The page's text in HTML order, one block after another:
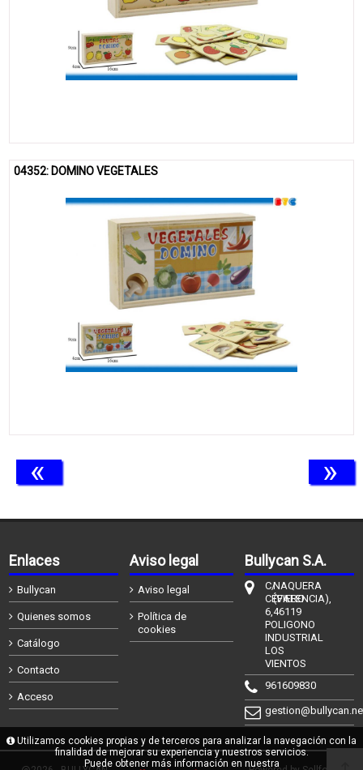
04352: DOMINO VEGETALES
« »
Enlaces
Bullycan
Quienes somos
Catálogo
Contacto
Acceso
Aviso legal
Aviso legal
Política de
cookies
Bullycan S.A.
C/
CÉFIERO
6,
POLIGONO
INDUSTRIAL
LOS
VIENTOS
NAQUERA
(VALENCIA),
46119
961609830
Utilizamos cookies propias y de terceros para analizar la navegación con la
finalidad de mejorar su experiencia y nuestros servicios.
Puede obtener más información en nuestra